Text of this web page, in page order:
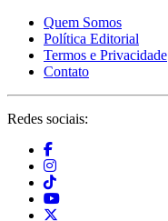
Quem Somos
Política Editorial
Termos e Privacidade
Contato
Redes sociais: